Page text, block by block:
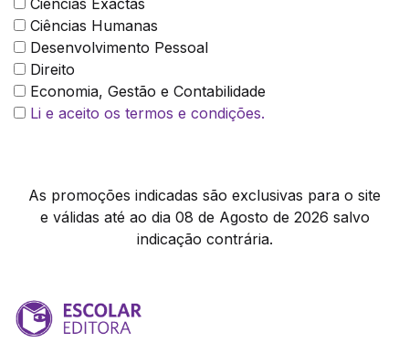
Ciências Exactas
Ciências Humanas
Desenvolvimento Pessoal
Direito
Economia, Gestão e Contabilidade
Li e aceito os termos e condições.
As promoções indicadas são exclusivas para o site
e válidas até ao dia 08 de Agosto de 2026 salvo
indicação contrária.